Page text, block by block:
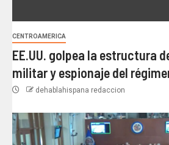
CENTROAMERICA
EE.UU. golpea la estructura
militar y espionaje del
dehablahispana redaccion